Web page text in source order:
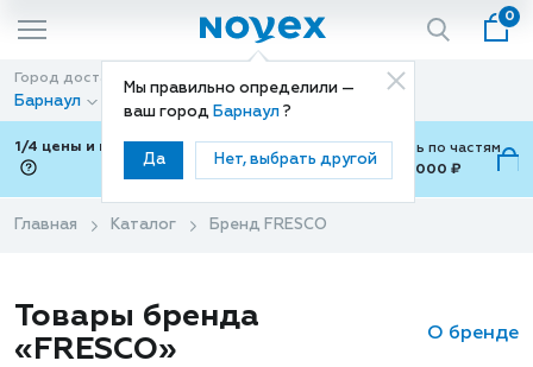
Мы правильно определили —
ваш город Барнаул ?
Да Нет, выбрать другой
0
Город доставки
Барнаул
Способ доставки
Доставка
1/4 цены и покупки ваши с Подели
Можно оплатить по частям
от 700 ₽ до 15,000 ₽
Главная Каталог Бренд FRESCO
Товары бренда
«FRESCO»
О бренде